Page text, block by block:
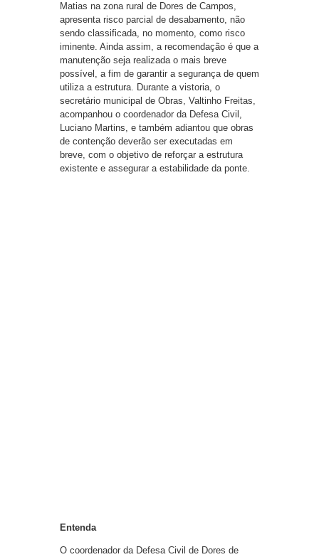
Matias na zona rural de Dores de Campos,
apresenta risco parcial de desabamento, não
sendo classificada, no momento, como risco
iminente. Ainda assim, a recomendação é que a
manutenção seja realizada o mais breve
possível, a fim de garantir a segurança de quem
utiliza a estrutura. Durante a vistoria, o
secretário municipal de Obras, Valtinho Freitas,
acompanhou o coordenador da Defesa Civil,
Luciano Martins, e também adiantou que obras
de contenção deverão ser executadas em
breve, com o objetivo de reforçar a estrutura
existente e assegurar a estabilidade da ponte.
Entenda
O coordenador da Defesa Civil de Dores de